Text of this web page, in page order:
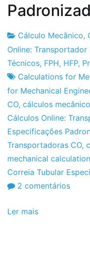
Fabrica
do
Projeto
1
de
Abril
de
2012
Cálculo Mecânico,
Online: Transportador
Técnicos, FPH, HFP,
Calculations for
for Mechanical
CO, cálculos
Cálculos Online:
Especificações
Transportadoras CO,
mechanical
Correia Tubular
2 comentáriosem
Ler mais